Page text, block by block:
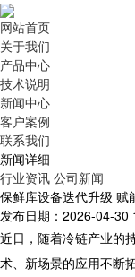
网站首页
关于我们
产品中心
技术说明
新闻中心
客户案例
联系我们
新闻详细
行业资讯 公司新闻
保鲜库设备迭代升级 赋
发布日期：2026-04-30
近日，随着冷链产业的
术、新场景的应用不断